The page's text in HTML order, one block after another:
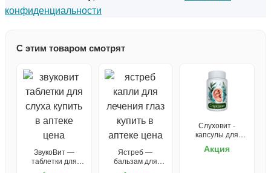
конфиденциальности
С этим товаром смотрят
ЗвукоВит —
таблетки для
Ястреб —
бальзам для
Слуховит -
капсулы для
Акция